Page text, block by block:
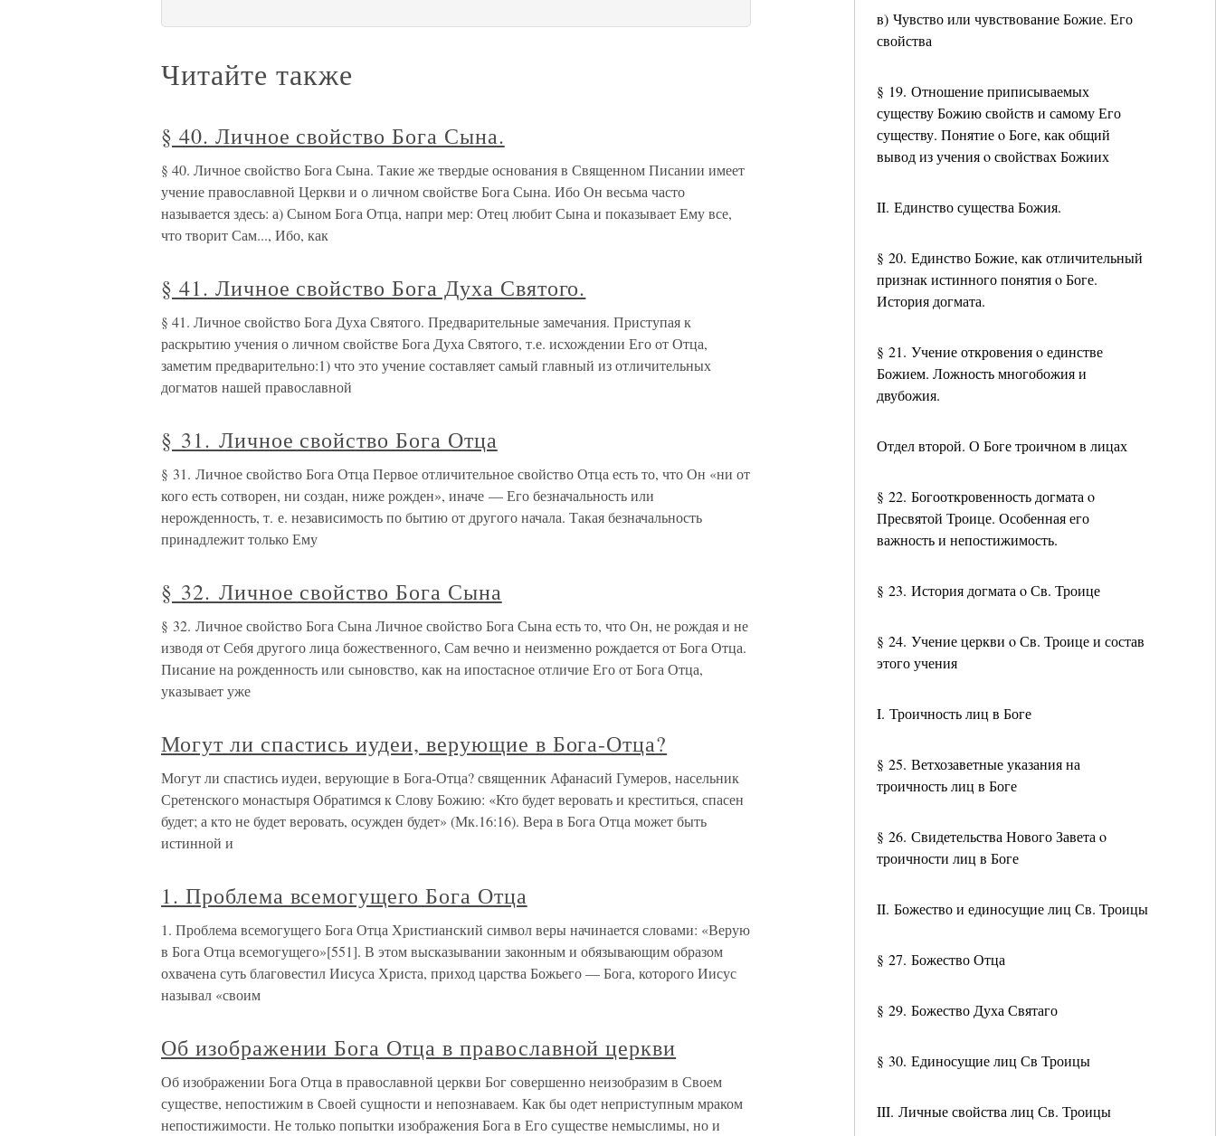
в) Чувство или чувствование Божие. Его
свойства
§ 19. Отношение приписываемых
существу Божию свойств и самому Его
существу. Понятие ο Боге, как общий
вывод из учения ο свойствах Божиих
II. Единство существа Божия.
§ 20. Единство Божие, как отличительный
признак истинного понятия ο Боге.
История догмата.
§ 21. Учение откровения ο единстве
Божием. Ложность многобожия и
двубожия.
Отдел второй. О Боге троичном в лицах
§ 22. Богооткровенность догмата ο
Пресвятой Троице. Особенная его
важность и непостижимость.
§ 23. История догмата ο Св. Троице
§ 24. Учение церкви ο Св. Троице и состав
этого учения
I. Троичность лиц в Боге
§ 25. Ветхозаветные указания на
троичность лиц в Боге
§ 26. Свидетельства Нового Завета ο
троичности лиц в Боге
II. Божество и единосущие лиц Св. Троицы
§ 27. Божество Отца
§ 29. Божество Духа Святаго
§ 30. Единосущие лиц Св Троицы
III. Личные свойства лиц Св. Троицы
Читайте также
§ 40. Личное свойство Бога Сына.
§ 40. Личное свойство Бога Сына. Такие же твердые основания в Священном Писании имеет
учение пра­вославной Церкви и о личном свойстве Бога Сына. Ибо Он весьма часто
называется здесь: а) Сыном Бога Отца, напри мер: Отец любит Сына и показывает Ему все,
что творит Сам..., Ибо, как
§ 41. Личное свойство Бога Духа Святого.
§ 41. Личное свойство Бога Духа Святого. Предварительные замечания. Приступая к
раскрытию учения о личном свойстве Бога Духа Святого, т.е. исхождении Его от Отца,
заметим предварительно:1) что это учение составляет самый главный из отличительных
догматов нашей православной
§ 31. Личное свойство Бога Отца
§ 31. Личное свойство Бога Отца Первое отличительное свойство Отца есть то, что Он «ни от
кого есть сотворен, ни создан, ниже рожден», иначе — Его безначальность или
нерожденность, т. е. независимость по бытию от другого начала. Такая безначальность
принадлежит только Ему
§ 32. Личное свойство Бога Сына
§ 32. Личное свойство Бога Сына Личное свойство Бога Сына есть то, что Он, не рождая и не
изводя от Себя другого лица божественного, Сам вечно и неизменно рождается от Бога Отца.
Писание на рожденность или сыновство, как на ипостасное отличие Его от Бога Отца,
указывает уже
Могут ли спастись иудеи, верующие в Бога-Отца?
Могут ли спастись иудеи, верующие в Бога-Отца? священник Афанасий Гумеров, насельник
Сретенского монастыря Обратимся к Слову Божию: «Кто будет веровать и креститься, спасен
будет; а кто не будет веровать, осужден будет» (Мк.16:16). Вера в Бога Отца может быть
истинной и
1. Проблема всемогущего Бога Отца
1. Проблема всемогущего Бога Отца Христианский символ веры начинается словами: «Верую
в Бога Отца всемогущего»[551]. В этом высказывании законным и обязывающим образом
охвачена суть благовестил Иисуса Христа, приход царства Божьего — Бога, которого Иисус
называл «своим
Об изображении Бога Отца в православной церкви
Об изображении Бога Отца в православной церкви Бог совершенно неизобразим в Своем
существе, непостижим в Своей сущности и непознаваем. Как бы одет неприступным мраком
непостижимости. Не только попытки изображения Бога в Его существе немыслимы, но и